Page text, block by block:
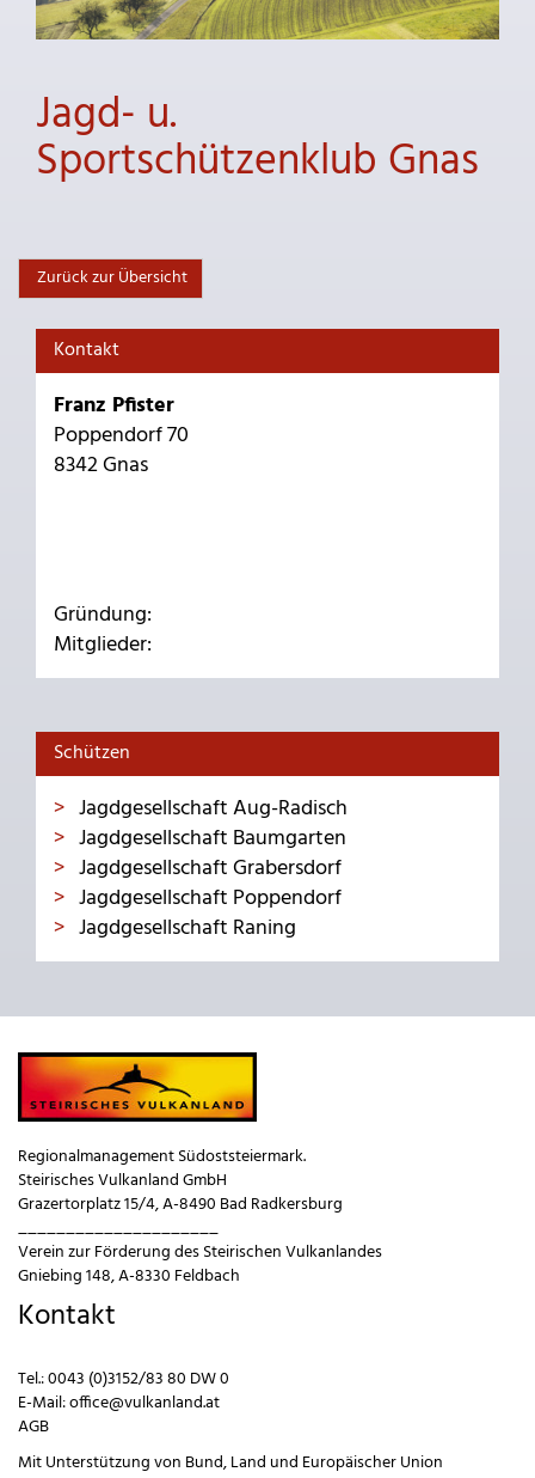
Jagd- u.
Sportschützenklub Gnas
Zurück zur Übersicht
Kontakt
Franz Pfister
Poppendorf 70
8342 Gnas
Gründung:
Mitglieder:
Schützen
Jagdgesellschaft Aug-Radisch
Jagdgesellschaft Baumgarten
Jagdgesellschaft Grabersdorf
Jagdgesellschaft Poppendorf
Jagdgesellschaft Raning
Regionalmanagement Südoststeiermark.
Steirisches Vulkanland GmbH
Grazertorplatz 15/4, A-8490 Bad Radkersburg
_____________________
Verein zur Förderung des Steirischen Vulkanlandes
Gniebing 148, A-8330 Feldbach
Kontakt
Tel.:0043 (0)3152/83 80 DW 0
E-Mail:office@vulkanland.at
AGB
Mit Unterstützung von Bund,Land und Europäischer Union